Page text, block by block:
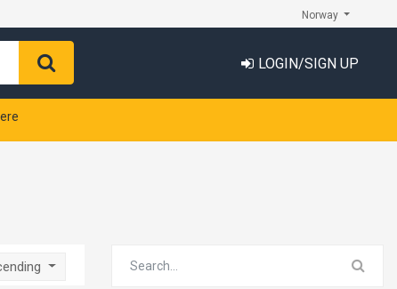
Norway
LOGIN/SIGN UP